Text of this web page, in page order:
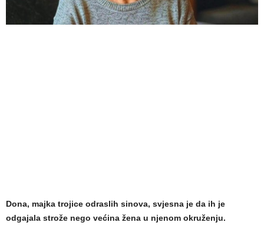
Dona, majka trojice odraslih sinova, svjesna je da ih je
odgajala strože nego većina žena u njenom okruženju.